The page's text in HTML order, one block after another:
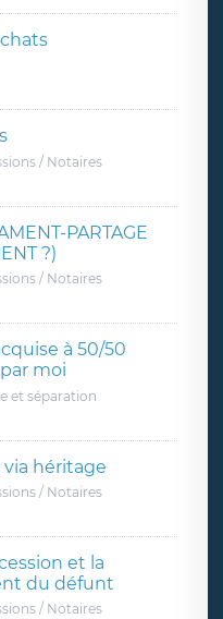
/ Notaires
PARTAGE
?)
/ Notaires
à 50/50
moi
et séparation
héritage
/ Notaires
et la
du défunt
/ Notaires